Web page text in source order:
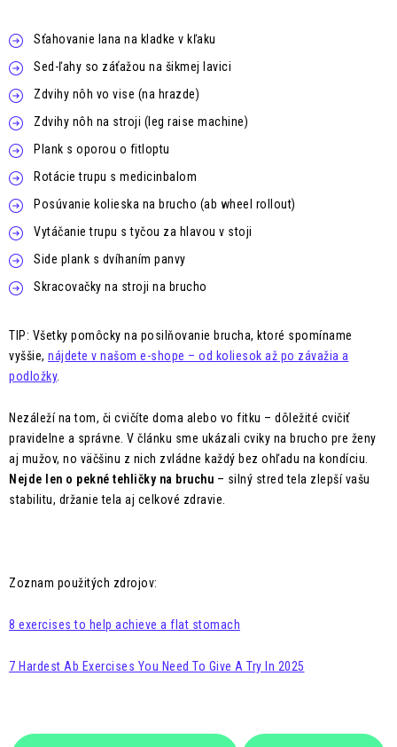
Sťahovanie lana na kladke v kľaku
Sed-ľahy so záťažou na šikmej lavici
Zdvihy nôh vo vise (na hrazde)
Zdvihy nôh na stroji (leg raise machine)
Plank s oporou o fitloptu
Rotácie trupu s medicinbalom
Posúvanie kolieska na brucho (ab wheel rollout)
Vytáčanie trupu s tyčou za hlavou v stoji
Side plank s dvíhaním panvy
Skracovačky na stroji na brucho
TIP: Všetky pomôcky na posilňovanie brucha, ktoré spomíname
vyššie, nájdete v našom e-shope – od koliesok až po závažia a
podložky.
Nezáleží na tom, či cvičíte doma alebo vo fitku – dôležité cvičiť
pravidelne a správne. V článku sme ukázali cviky na brucho pre ženy
aj mužov, no väčšinu z nich zvládne každý bez ohľadu na kondíciu.
Nejde len o pekné tehličky na bruchu – silný stred tela zlepší vašu
stabilitu, držanie tela aj celkové zdravie.
Zoznam použitých zdrojov:
8 exercises to help achieve a flat stomach
7 Hardest Ab Exercises You Need To Give A Try In 2025